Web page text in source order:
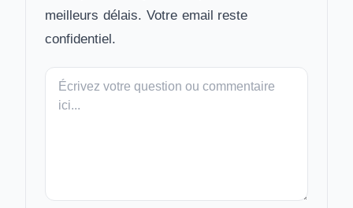
meilleurs délais. Votre email reste
confidentiel.
Votre
message